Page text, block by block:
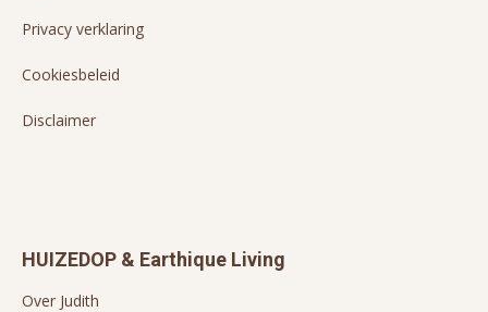
Privacy verklaring
Cookiesbeleid
Disclaimer
HUIZEDOP & Earthique Living
Over Judith